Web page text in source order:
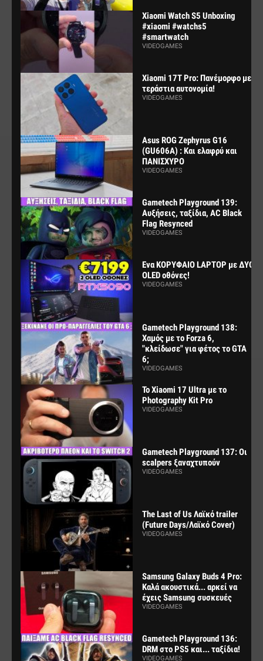
Xiaomi Watch S5 Unboxing
#xiaomi #watchs5
#smartwatch
VIDEOGAMES
Xiaomi 17T Pro: Πανέμορφο με
τεράστια αυτονομία!
VIDEOGAMES
Asus ROG Zephyrus G16
(GU606A) : Και ελαφρύ και
ΠΑΝΙΣΧΥΡΟ
VIDEOGAMES
Gametech Playground 139:
Αυξήσεις, ταξίδια, AC Black
Flag Resynced
VIDEOGAMES
Ενα ΚΟΡΥΦΑΙΟ LAPTOP με ΔΥΟ
OLED οθόνες!
VIDEOGAMES
Gametech Playground 138:
Χαμός με το Forza 6,
"κλείδωσε" για φέτος το GTA
6;
VIDEOGAMES
Το Xiaomi 17 Ultra με το
Photography Kit Pro
VIDEOGAMES
Gametech Playground 137: Οι
scalpers ξαναχτυπούν
VIDEOGAMES
The Last of Us Λαϊκό trailer
(Future Days/Λαϊκό Cover)
VIDEOGAMES
Samsung Galaxy Buds 4 Pro:
Καλά ακουστικά... αρκεί να
έχεις Samsung συσκευές
VIDEOGAMES
Gametech Playground 136:
DRM στο PS5 και... ταξίδια!
VIDEOGAMES